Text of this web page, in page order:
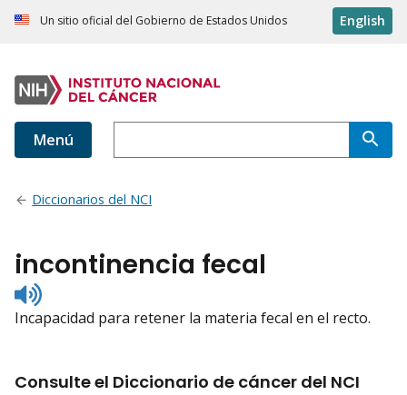
Un sitio oficial del Gobierno de Estados Unidos English
Menú
Diccionarios del NCI
incontinencia fecal
Listen
to
pronunciation
Incapacidad para retener la materia fecal en el recto.
Consulte el Diccionario de cáncer del NCI